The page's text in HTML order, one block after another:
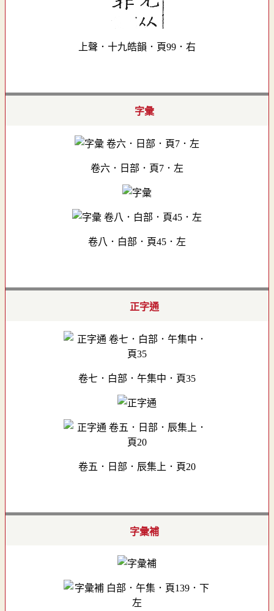
上聲．十九皓韻．頁99．右
字彙
卷六．日部．頁7．左
卷八．白部．頁45．左
正字通
卷七．白部．午集中．頁35
卷五．日部．辰集上．頁20
字彙補